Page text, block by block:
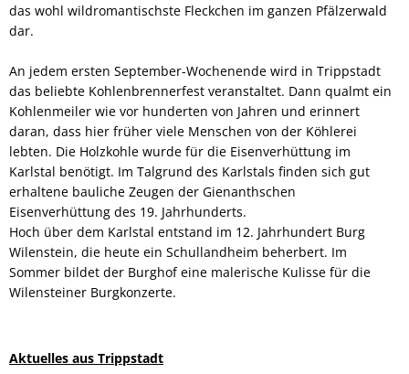
das wohl wildromantischste Fleckchen im ganzen Pfälzerwald
dar.
An jedem ersten September-Wochenende wird in Trippstadt
das beliebte Kohlenbrennerfest veranstaltet. Dann qualmt ein
Kohlenmeiler wie vor hunderten von Jahren und erinnert
daran, dass hier früher viele Menschen von der Köhlerei
lebten. Die Holzkohle wurde für die Eisenverhüttung im
Karlstal benötigt. Im Talgrund des Karlstals finden sich gut
erhaltene bauliche Zeugen der Gienanthschen
Eisenverhüttung des 19. Jahrhunderts.
Hoch über dem Karlstal entstand im 12. Jahrhundert Burg
Wilenstein, die heute ein Schullandheim beherbert. Im
Sommer bildet der Burghof eine malerische Kulisse für die
Wilensteiner Burgkonzerte.
Aktuelles aus Trippstadt